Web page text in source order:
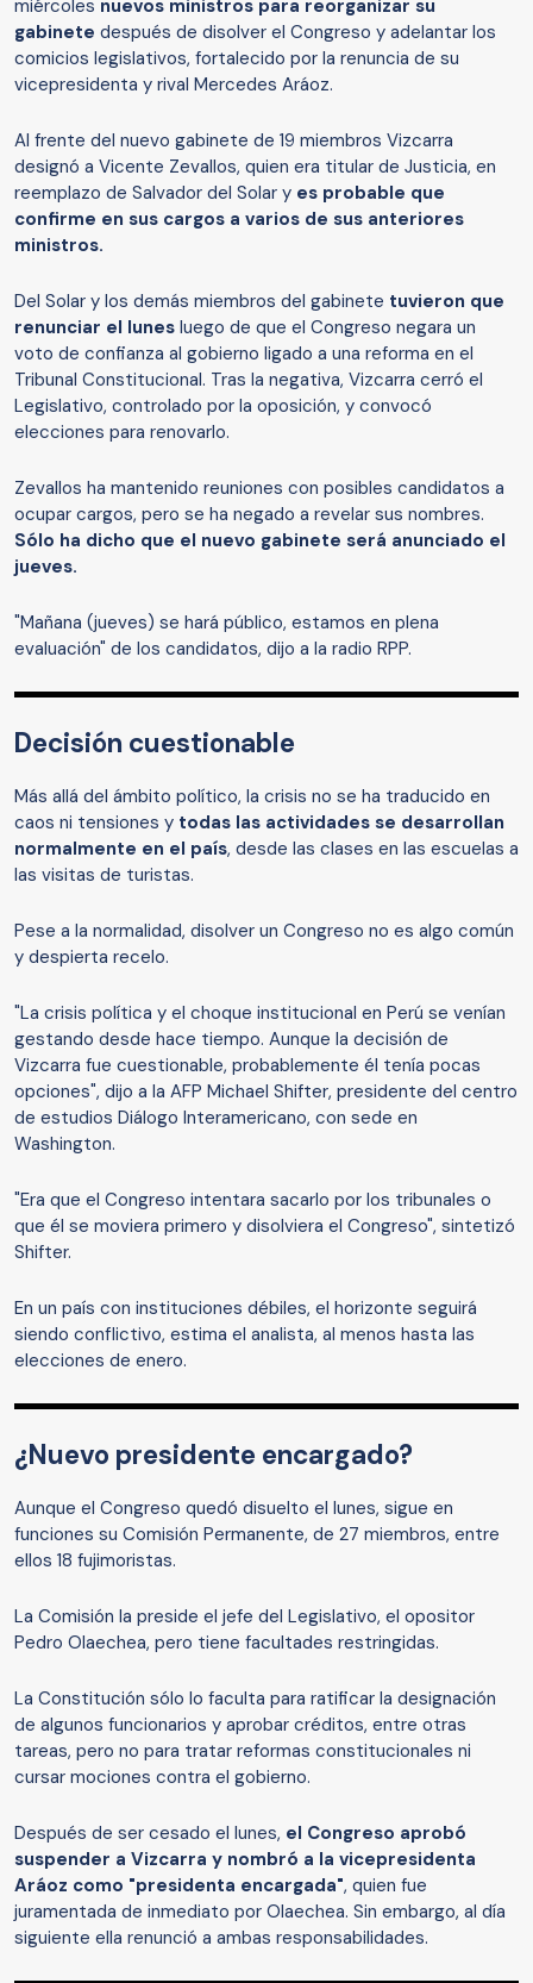
miércoles nuevos ministros para reorganizar su
gabinete después de disolver el Congreso y adelantar los
comicios legislativos, fortalecido por la renuncia de su
vicepresidenta y rival Mercedes Aráoz.
Al frente del nuevo gabinete de 19 miembros Vizcarra
designó a Vicente Zevallos, quien era titular de Justicia, en
reemplazo de Salvador del Solar y es probable que
confirme en sus cargos a varios de sus anteriores
ministros.
Del Solar y los demás miembros del gabinete tuvieron que
renunciar el lunes luego de que el Congreso negara un
voto de confianza al gobierno ligado a una reforma en el
Tribunal Constitucional. Tras la negativa, Vizcarra cerró el
Legislativo, controlado por la oposición, y convocó
elecciones para renovarlo.
Zevallos ha mantenido reuniones con posibles candidatos a
ocupar cargos, pero se ha negado a revelar sus nombres.
Sólo ha dicho que el nuevo gabinete será anunciado el
jueves.
"Mañana (jueves) se hará público, estamos en plena
evaluación" de los candidatos, dijo a la radio RPP.
Decisión cuestionable
Más allá del ámbito político, la crisis no se ha traducido en
caos ni tensiones y todas las actividades se desarrollan
normalmente en el país, desde las clases en las escuelas a
las visitas de turistas.
Pese a la normalidad, disolver un Congreso no es algo común
y despierta recelo.
"La crisis política y el choque institucional en Perú se venían
gestando desde hace tiempo. Aunque la decisión de
Vizcarra fue cuestionable, probablemente él tenía pocas
opciones", dijo a la AFP Michael Shifter, presidente del centro
de estudios Diálogo Interamericano, con sede en
Washington.
"Era que el Congreso intentara sacarlo por los tribunales o
que él se moviera primero y disolviera el Congreso", sintetizó
Shifter.
En un país con instituciones débiles, el horizonte seguirá
siendo conflictivo, estima el analista, al menos hasta las
elecciones de enero.
¿Nuevo presidente encargado?
Aunque el Congreso quedó disuelto el lunes, sigue en
funciones su Comisión Permanente, de 27 miembros, entre
ellos 18 fujimoristas.
La Comisión la preside el jefe del Legislativo, el opositor
Pedro Olaechea, pero tiene facultades restringidas.
La Constitución sólo lo faculta para ratificar la designación
de algunos funcionarios y aprobar créditos, entre otras
tareas, pero no para tratar reformas constitucionales ni
cursar mociones contra el gobierno.
Después de ser cesado el lunes, el Congreso aprobó
suspender a Vizcarra y nombró a la vicepresidenta
Aráoz como "presidenta encargada", quien fue
juramentada de inmediato por Olaechea. Sin embargo, al día
siguiente ella renunció a ambas responsabilidades.